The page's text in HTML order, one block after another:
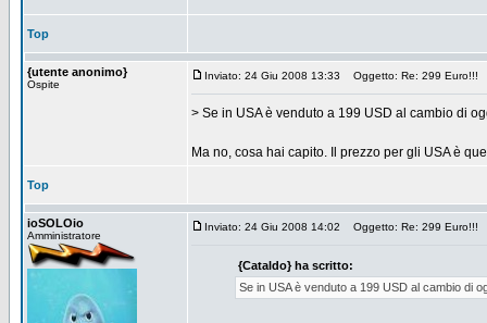
Top
{utente anonimo}
Ospite
Inviato: 24 Giu 2008 13:33 Oggetto: Re: 299 Euro!!!
> Se in USA è venduto a 199 USD al cambio di
Ma no, cosa hai capito. Il prezzo per gli USA è
Top
ioSOLOio
Amministratore
Inviato: 24 Giu 2008 14:02 Oggetto: Re: 299 Euro!!!
{Cataldo} ha scritto:
Se in USA è venduto a 199 USD al cambio di